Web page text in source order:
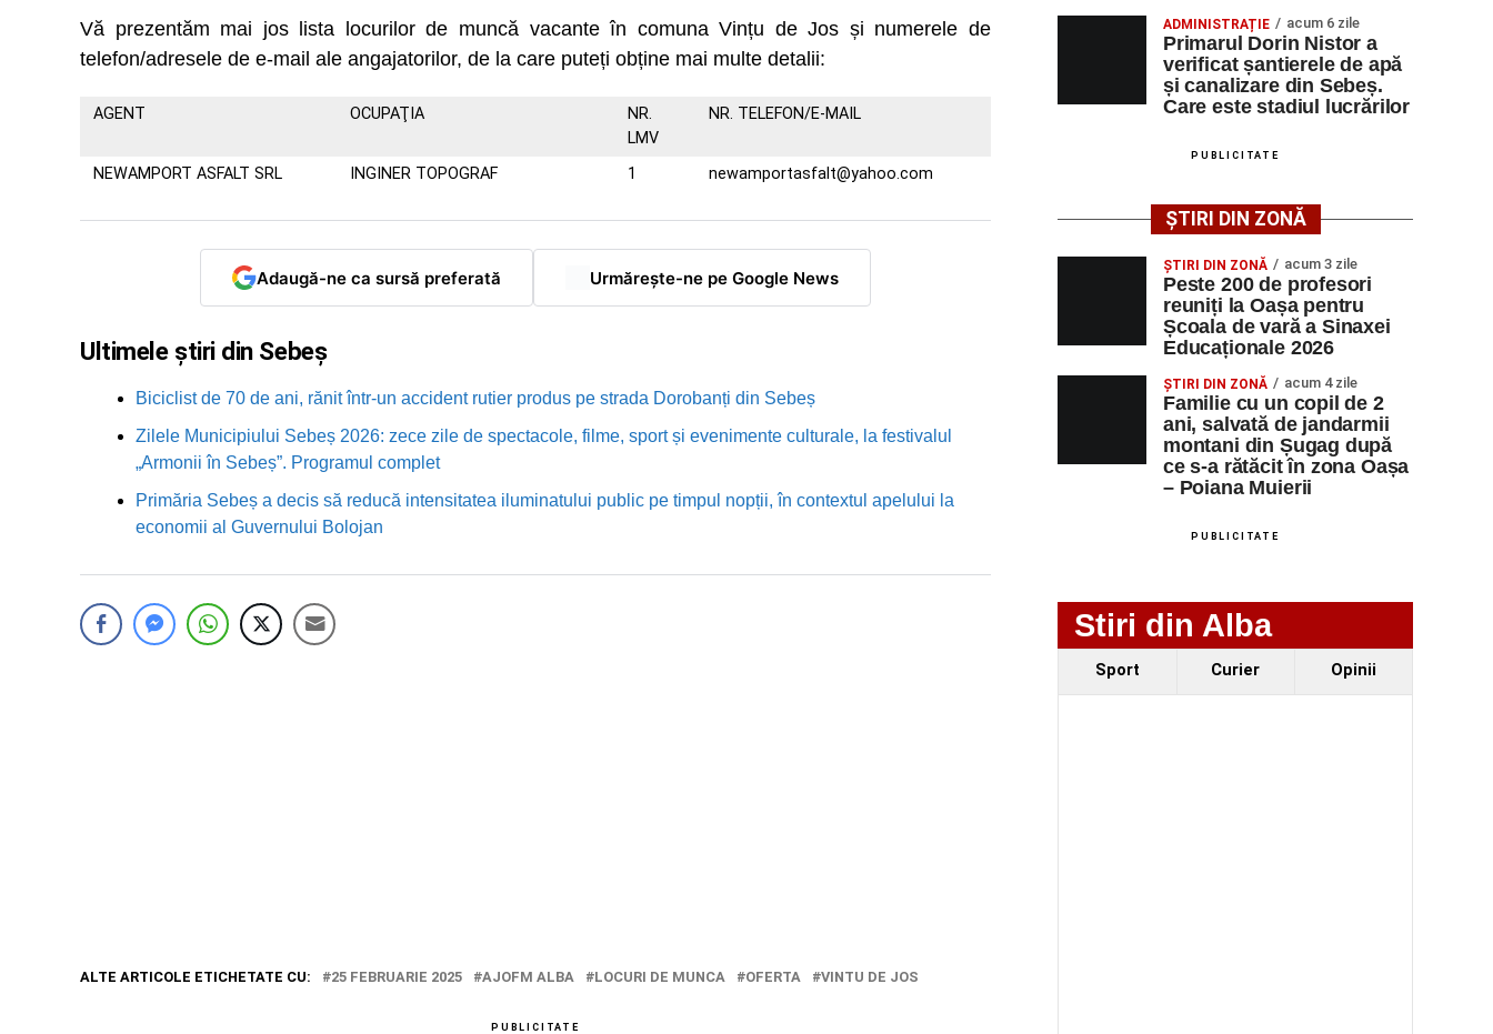
Vă prezentăm mai jos lista locurilor de muncă vacante în comuna Vințu de Jos și numerele de
telefon/adresele de e-mail ale angajatorilor, de la care puteți obține mai multe detalii:
AGENT OCUPAŢIA
NR.
LMV
NR. TELEFON/E-MAIL
NEWAMPORT ASFALT SRL INGINER TOPOGRAF 1 newamportasfalt@yahoo.com
Adaugă-ne ca sursă preferată Urmărește-ne pe Google News
Ultimele știri din Sebeș
Biciclist de 70 de ani, rănit într-un accident rutier produs pe strada Dorobanți din Sebeș
Zilele Municipiului Sebeș 2026: zece zile de spectacole, filme, sport și evenimente culturale, la festivalul
„Armonii în Sebeș”. Programul complet
Primăria Sebeș a decis să reducă intensitatea iluminatului public pe timpul nopții, în contextul apelului la
economii al Guvernului Bolojan
ALTE ARTICOLE ETICHETATE CU: 25 FEBRUARIE 2025 AJOFM ALBA LOCURI DE MUNCA OFERTA VINTU DE JOS
PUBLICITATE
ADMINISTRAȚIE acum 6 zile
Primarul Dorin Nistor a
verificat șantierele de apă
și canalizare din Sebeș.
Care este stadiul lucrărilor
PUBLICITATE
ȘTIRI DIN ZONĂ
ȘTIRI DIN ZONĂ acum 3 zile
Peste 200 de profesori
reuniți la Oașa pentru
Școala de vară a Sinaxei
Educaționale 2026
ȘTIRI DIN ZONĂ acum 4 zile
Familie cu un copil de 2
ani, salvată de jandarmii
montani din Șugag după
ce s-a rătăcit în zona Oașa
– Poiana Muierii
PUBLICITATE
Stiri din Alba
Sport Curier Opinii